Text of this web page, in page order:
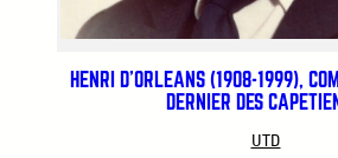
HENRI D’ORLÉANS (1908-1999),
DERNIER DES
UTD